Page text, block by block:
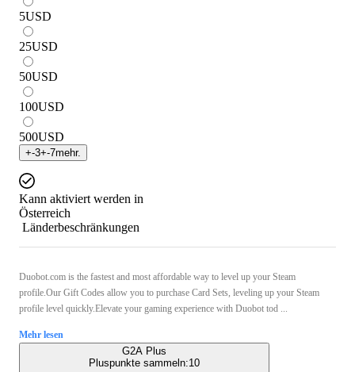
5USD
25USD
50USD
100USD
500USD
+-3+-7mehr.
Kann aktiviert werden in
Österreich
Länderbeschränkungen
Duobot.com is the fastest and most affordable way to level up your Steam
profile.Our Gift Codes allow you to purchase Card Sets, leveling up your Steam
profile level quickly.Elevate your gaming experience with Duobot tod ...
Mehr lesen
G2A Plus
Pluspunkte sammeln:10